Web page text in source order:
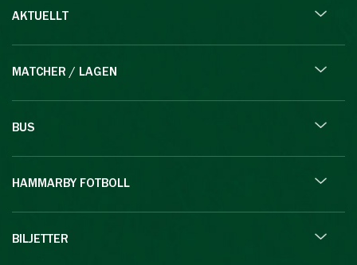
AKTUELLT
MATCHER / LAGEN
BUS
HAMMARBY FOTBOLL
BILJETTER